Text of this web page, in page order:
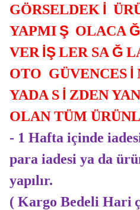
GÖRSELDEK İ
YAPMIŞ OLACA Ğ
VER İŞ LER SA Ğ
OTO GÜVENCES İ
YADA S İ ZDEN
OLAN TÜM
- 1 Hafta içinde
para iadesi ya da
yapılır.
( Kargo Bedeli Hari